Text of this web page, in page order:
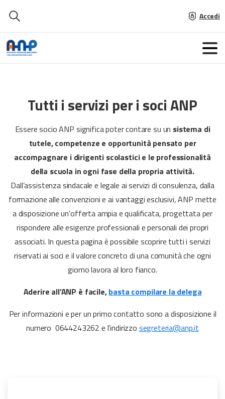
Accedi
Tutti i servizi peri sociANP
Essere socio ANP significa poter contare su un sistema di
tutele, competenze e opportunità pensato per
accompagnare i dirigenti scolastici e le professionalità
della scuola in ogni fase della propria attività.
Dall’assistenza sindacale e legale ai servizi di consulenza, dalla
formazione alle convenzioni e ai vantaggi esclusivi, ANP mette
a disposizione un’offerta ampia e qualificata, progettata per
rispondere alle esigenze professionali e personali dei propri
associati. In questa pagina è possibile scoprire tutti i servizi
riservati ai soci e il valore concreto di una comunità che ogni
giorno lavora al loro fianco.
Aderire all’ANP è facile,basta compilare la delega
Per informazioni e per un primo contatto sono a disposizione il
numero 0644243262 e l’indirizzo segreteria@anp.it